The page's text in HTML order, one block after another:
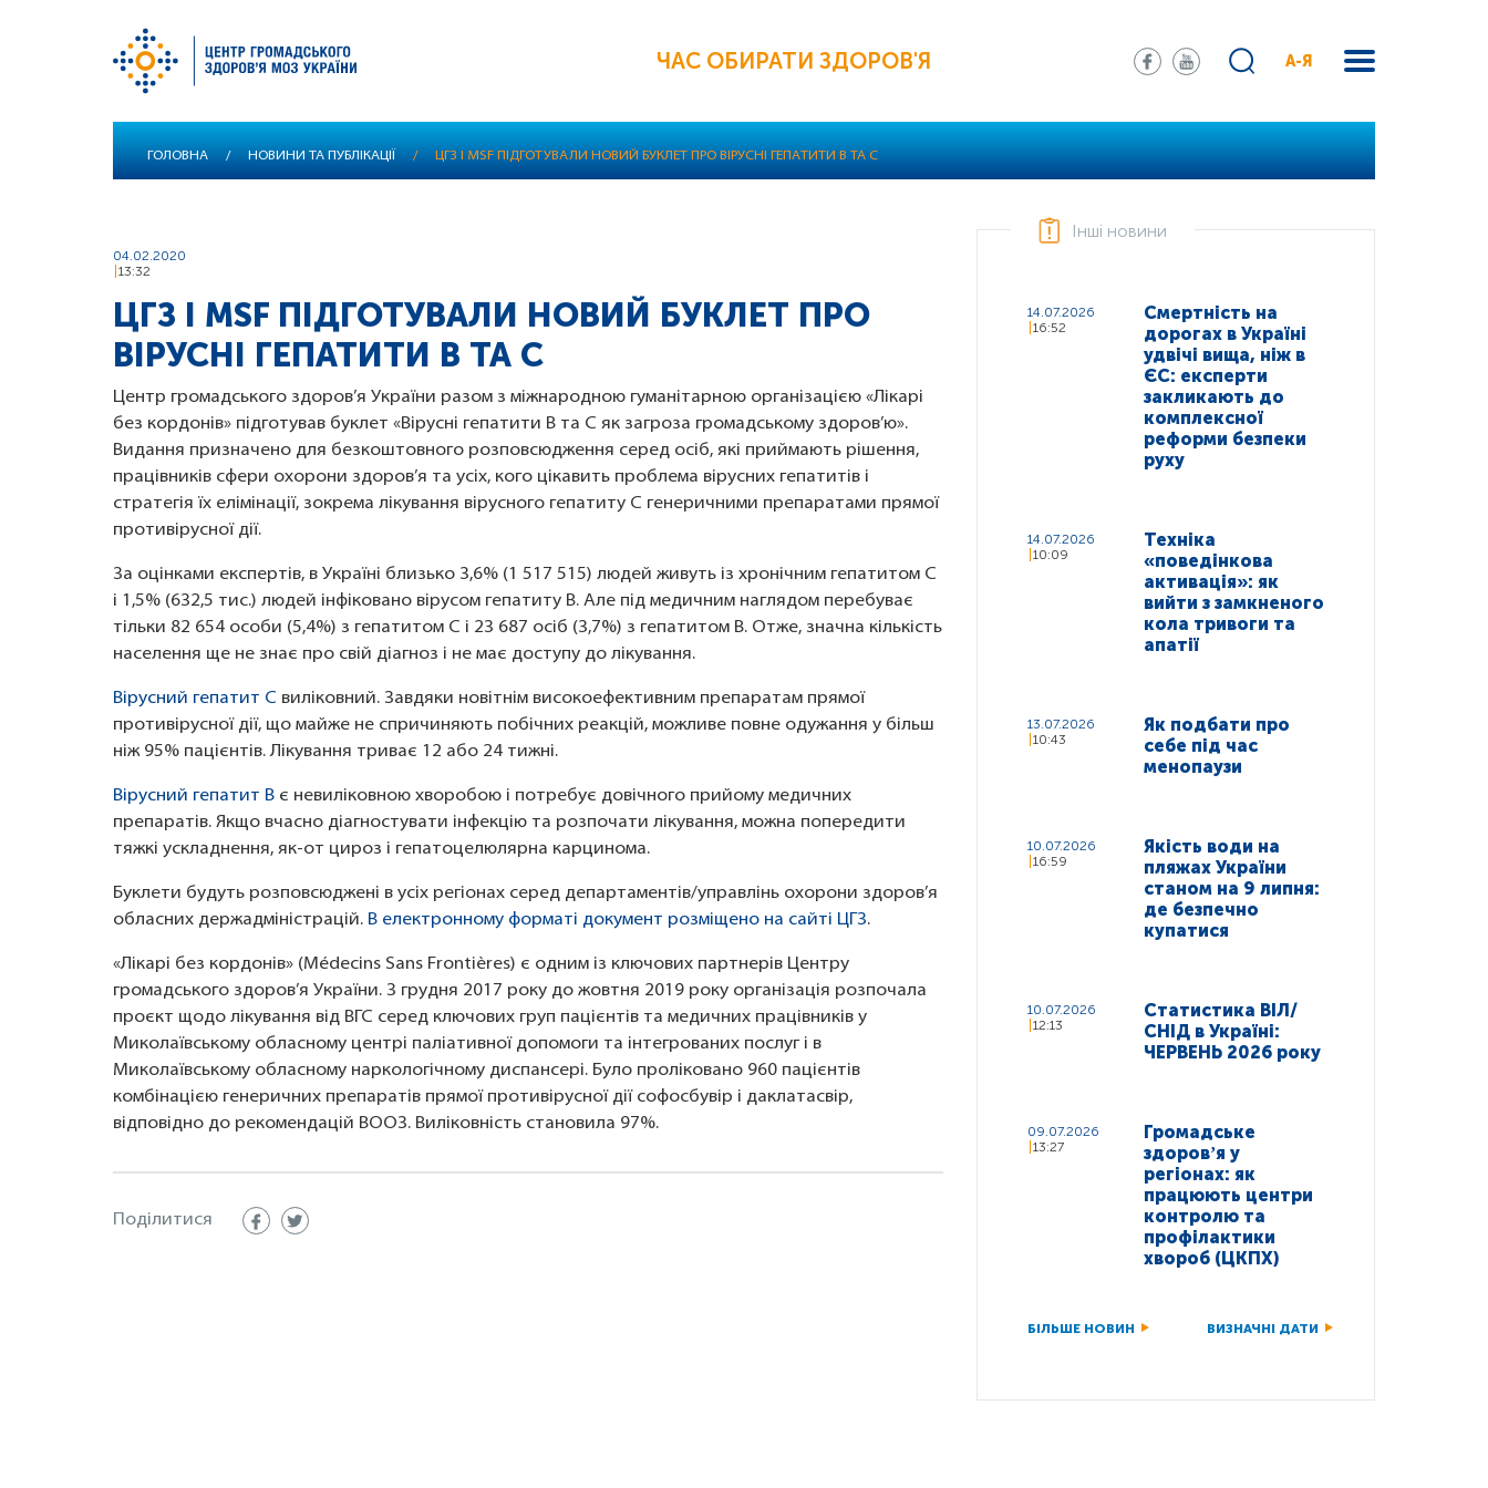
ЧАС ОБИРАТИ ЗДОРОВ'Я А-Я
ГОЛОВНА / НОВИНИ ТА ПУБЛІКАЦІЇ / ЦГЗ І MSF ПІДГОТУВАЛИ НОВИЙ БУКЛЕТ ПРО ВІРУСНІ ГЕПАТИТИ B ТА C
04.02.2020
13:32
ЦГЗ І MSF ПІДГОТУВАЛИ НОВИЙ БУКЛЕТ ПРО
ВІРУСНІ ГЕПАТИТИ B ТА C
Центр громадського здоров’я України разом з міжнародною гуманітарною організацією «Лікарі
без кордонів» підготував буклет «Вірусні гепатити В та С як загроза громадському здоров’ю».
Видання призначено для безкоштовного розповсюдження серед осіб, які приймають рішення,
працівників сфери охорони здоров’я та усіх, кого цікавить проблема вірусних гепатитів і
стратегія їх елімінації, зокрема лікування вірусного гепатиту С генеричними препаратами прямої
противірусної дії.
За оцінками експертів, в Україні близько 3,6% (1 517 515) людей живуть із хронічним гепатитом C
і 1,5% (632,5 тис.) людей інфіковано вірусом гепатиту В. Але під медичним наглядом перебуває
тільки 82 654 особи (5,4%) з гепатитом C і 23 687 осіб (3,7%) з гепатитом B. Отже, значна кількість
населення ще не знає про свій діагноз і не має доступу до лікування.
Вірусний гепатит С виліковний. Завдяки новітнім високоефективним препаратам прямої
противірусної дії, що майже не спричиняють побічних реакцій, можливе повне одужання у більш
ніж 95% пацієнтів. Лікування триває 12 або 24 тижні.
Вірусний гепатит В є невиліковною хворобою і потребує довічного прийому медичних
препаратів. Якщо вчасно діагностувати інфекцію та розпочати лікування, можна попередити
тяжкі ускладнення, як-от цироз і гепатоцелюлярна карцинома.
Буклети будуть розповсюджені в усіх регіонах серед департаментів/управлінь охорони здоров’я
обласних держадміністрацій. В електронному форматі документ розміщено на сайті ЦГЗ.
«Лікарі без кордонів» (Médecins Sans Frontières) є одним із ключових партнерів Центру
громадського здоров’я України. З грудня 2017 року до жовтня 2019 року організація розпочала
проєкт щодо лікування від ВГС серед ключових груп пацієнтів та медичних працівників у
Миколаївському обласному центрі паліативної допомоги та інтегрованих послуг і в
Миколаївському обласному наркологічному диспансері. Було проліковано 960 пацієнтів
комбінацією генеричних препаратів прямої противірусної дії софосбувір і даклатасвір,
відповідно до рекомендацій ВООЗ. Виліковність становила 97%.
Поділитися
Інші новини
14.07.2026
16:52
Смертність на
дорогах в Україні
удвічі вища, ніж в
ЄС: експерти
закликають до
комплексної
реформи безпеки
руху
14.07.2026
10:09
Техніка
«поведінкова
активація»: як
вийти з замкненого
кола тривоги та
апатії
13.07.2026
10:43
Як подбати про
себе під час
менопаузи
10.07.2026
16:59
Якість води на
пляжах України
станом на 9 липня:
де безпечно
купатися
10.07.2026
12:13
Статистика ВІЛ/
СНІД в Україні:
ЧЕРВЕНЬ 2026 року
09.07.2026
13:27
Громадське
здоровʼя у
регіонах: як
працюють центри
контролю та
профілактики
хвороб (ЦКПХ)
БІЛЬШЕ НОВИН ВИЗНАЧНІ ДАТИ